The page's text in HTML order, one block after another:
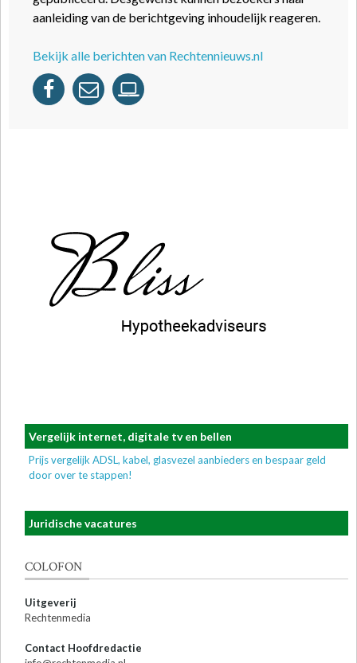
aanleiding van de berichtgeving inhoudelijk reageren.
Bekijk alle berichten van Rechtennieuws.nl
Vergelijk internet, digitale tv en bellen
Prijs vergelijk ADSL, kabel, glasvezel aanbieders en bespaar geld
door over te stappen!
Juridische vacatures
COLOFON
Uitgeverij
Rechtenmedia
Contact Hoofdredactie